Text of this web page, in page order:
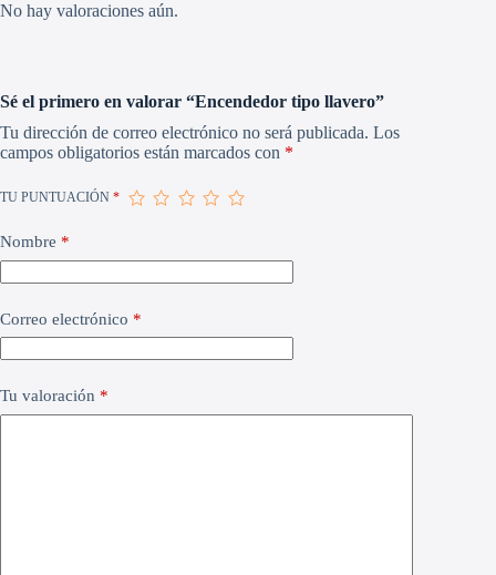
No hay valoraciones aún.
Sé el primero en valorar “Encendedor tipo llavero”
Tu dirección de correo electrónico no será publicada. Los
campos obligatorios están marcados con *
TU PUNTUACIÓN *
Nombre *
Correo electrónico *
Tu valoración *